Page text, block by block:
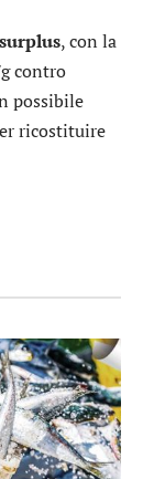
surplus, con la
contro
possibile
ricostituire